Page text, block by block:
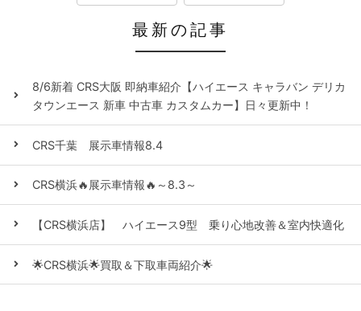
最新の記事
8/6新着 CRS大阪 即納車紹介【ハイエース キャラバン デリカ
タウンエース 新車 中古車 カスタムカー】日々更新中！
CRS千葉 展示車情報8.4
CRS横浜🔥展示車情報🔥～8.3～
【CRS横浜店】 ハイエース9型 乗り心地改善＆室内快適化
🌟CRS横浜🌟買取＆下取車両紹介🌟